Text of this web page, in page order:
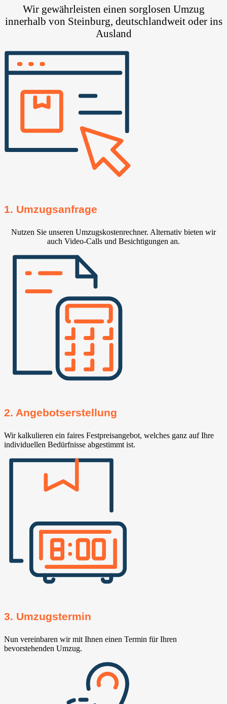
Wir gewährleisten einen sorglosen Umzug
innerhalb von Steinburg, deutschlandweit oder ins
Ausland
1. Umzugsanfrage
Nutzen Sie unseren Umzugskostenrechner. Alternativ bieten wir
auch Video-Calls und Besichtigungen an.
2. Angebotserstellung
Wir kalkulieren ein faires Festpreisangebot, welches ganz auf Ihre
individuellen Bedürfnisse abgestimmt ist.
3. Umzugstermin
Nun vereinbaren wir mit Ihnen einen Termin für Ihren
bevorstehenden Umzug.